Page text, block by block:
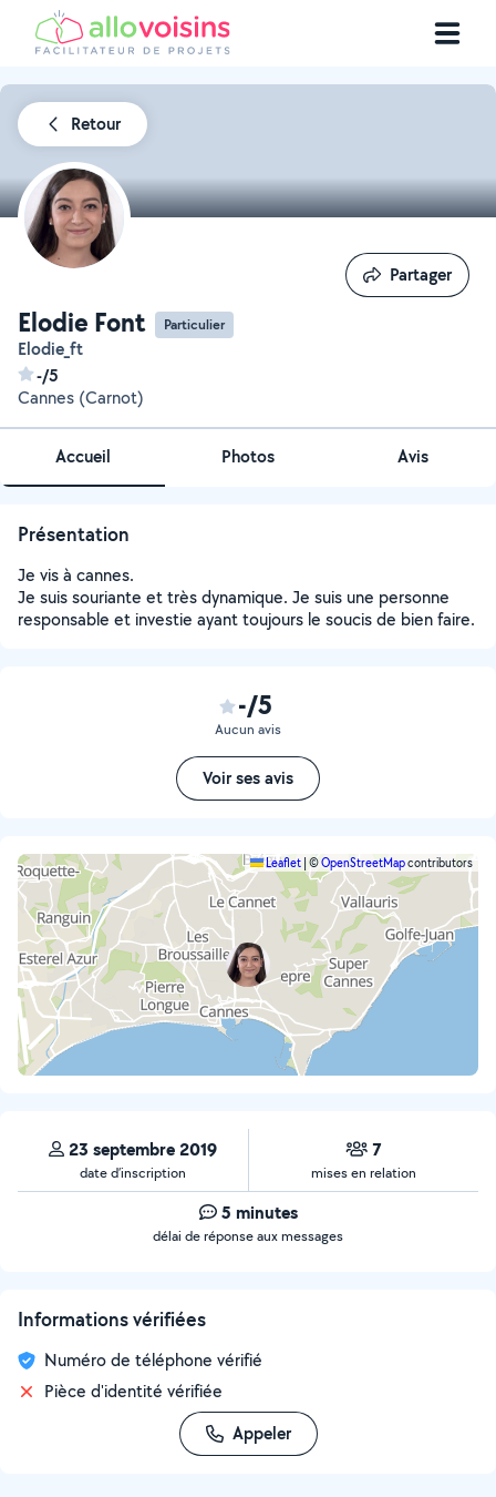
Retour
Elodie Font Particulier
Elodie_ft
-/5
Cannes (Carnot)
Partager
Partager
Accueil Photos Avis
Présentation
Je vis à cannes.
Je suis souriante et très dynamique. Je suis une personne
responsable et investie ayant toujours le soucis de bien faire.
-/5
Aucun avis
Voir ses avis
Leaflet ©OpenStreetMapcontributors
23 septembre 2019
date d’inscription
7
mises en relation
5 minutes
délai de réponse aux messages
Informations vérifiées
Numéro de téléphone vérifié
Pièce d'identité vérifiée
Appeler